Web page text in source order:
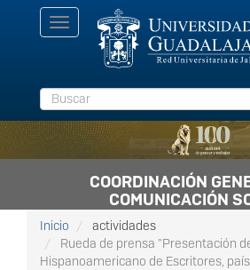
Toggle
navigation
Buscar
COORDINACIÓN
COMUNICACIÓN
Inicio
actividades
Rueda de prensa "Presentación
Hispanoamericano de Escritores,